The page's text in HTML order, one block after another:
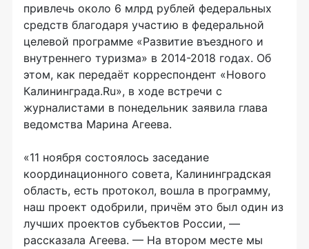
привлечь около 6 млрд рублей федеральных
средств благодаря участию в федеральной
целевой программе «Развитие въездного и
внутреннего туризма» в 2014-2018 годах. Об
этом, как передаёт корреспондент «Нового
Калининграда.Ru», в ходе встречи с
журналистами в понедельник заявила глава
ведомства Марина Агеева.
«11 ноября состоялось заседание
координационного совета, Калининградская
область, есть протокол, вошла в программу,
наш проект одобрили, причём это был один из
лучших проектов субъектов России, —
рассказала Агеева. — На втором месте мы